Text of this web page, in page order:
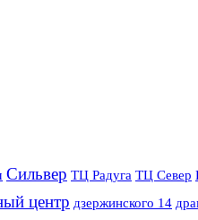
Сильвер ТЦ Радуга ТЦ Север
центр дзержинского 14